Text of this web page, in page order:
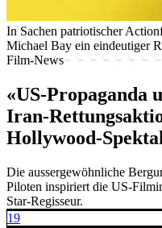
In Sachen patriotischer
Michael Bay ein eindeutiger
Film-News
«US-Propaganda
Iran-
Hollywood-
Die aussergewöhnliche
Piloten inspiriert die US-
Star-Regisseur.
19